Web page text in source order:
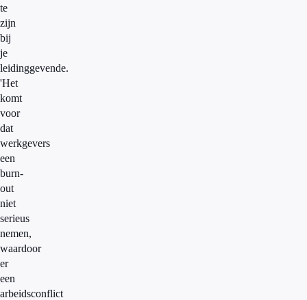
te
zijn
bij
je
leidinggevende.
'Het
komt
voor
dat
werkgevers
een
burn-
out
niet
serieus
nemen,
waardoor
er
een
arbeidsconflict